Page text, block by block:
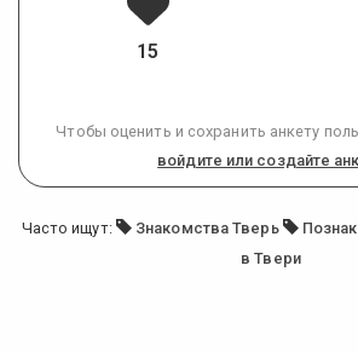
15
Чтобы оценить и сохранить анкету
войдите или создайте
Часто ищут: Знакомства Тверь
в Твери